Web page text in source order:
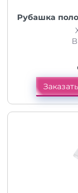
Рубашка
Заказать